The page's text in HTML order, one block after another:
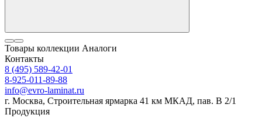
Товары коллекции Аналоги
Контакты
8 (495) 589-42-01
8-925-011-89-88
info@evro-laminat.ru
г. Москва, Строительная ярмарка 41 км МКАД, пав. В 2/1
Продукция